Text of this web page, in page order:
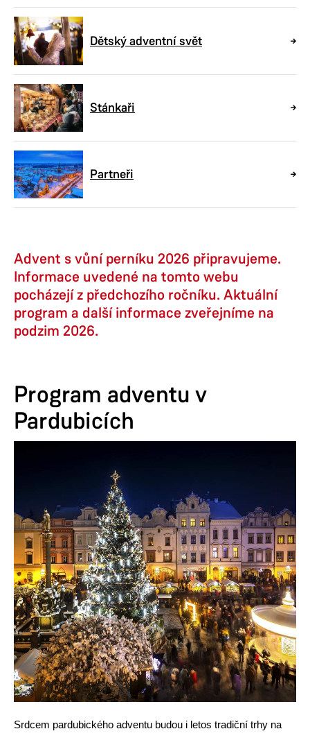
Dětský adventní svět
Stánkaři
Partneři
Advent s vůní perníku 2026 připravujeme.
Informace uvedené na tomto webu
pocházejí z předchozího ročníku. Aktuální
program a další informace zveřejníme na
podzim 2026.
Program adventu v
Pardubicích
Srdcem pardubického adventu budou i letos tradiční trhy na